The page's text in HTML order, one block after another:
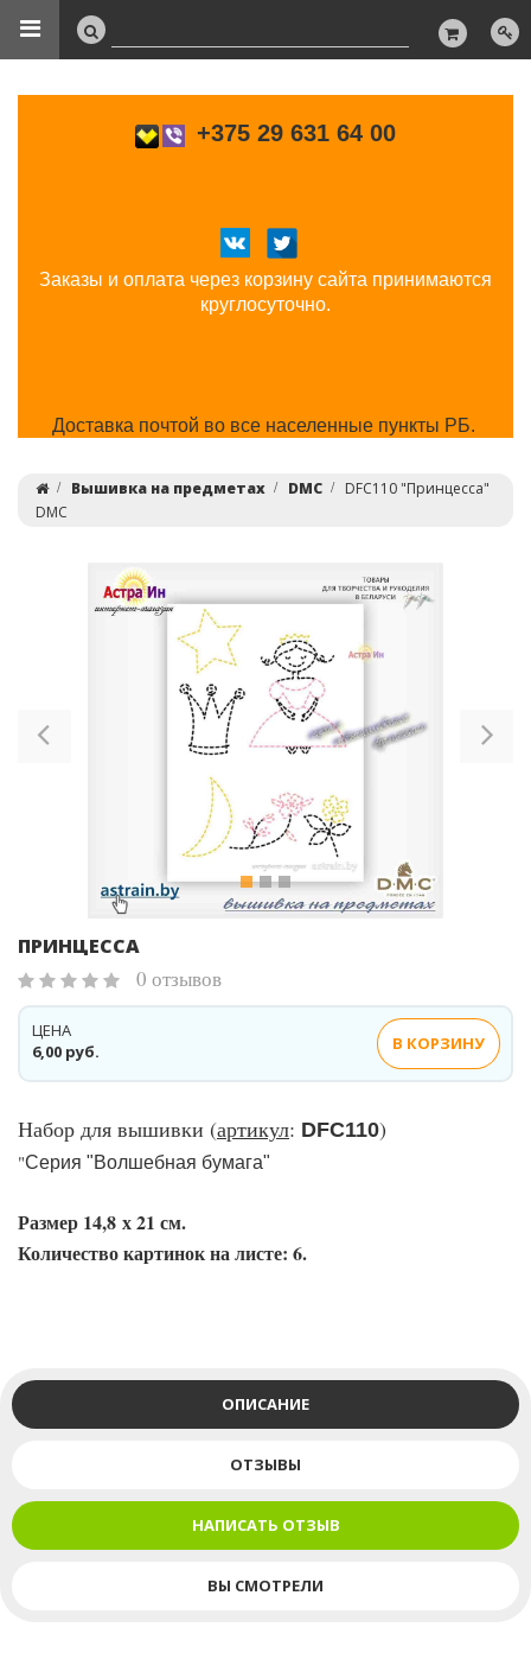
+375 29 631 64 00
Заказы и оплата через корзину сайта принимаются
круглосуточно.
Доставка почтой во все населенные пункты РБ.
Вышивка на предметах DMC
DFC110 "Принцесса"
DMC
ПРИНЦЕССА
0 отзывов
6,00 руб.
ЦЕНА
В КОРЗИНУ
Набор для вышивки (артикул: DFC110)
"Серия "Волшебная бумага"
Размер 14,8 х 21 см.
Количество картинок на листе: 6.
ОПИСАНИЕ
ОТЗЫВЫ
НАПИСАТЬ ОТЗЫВ
ВЫ СМОТРЕЛИ